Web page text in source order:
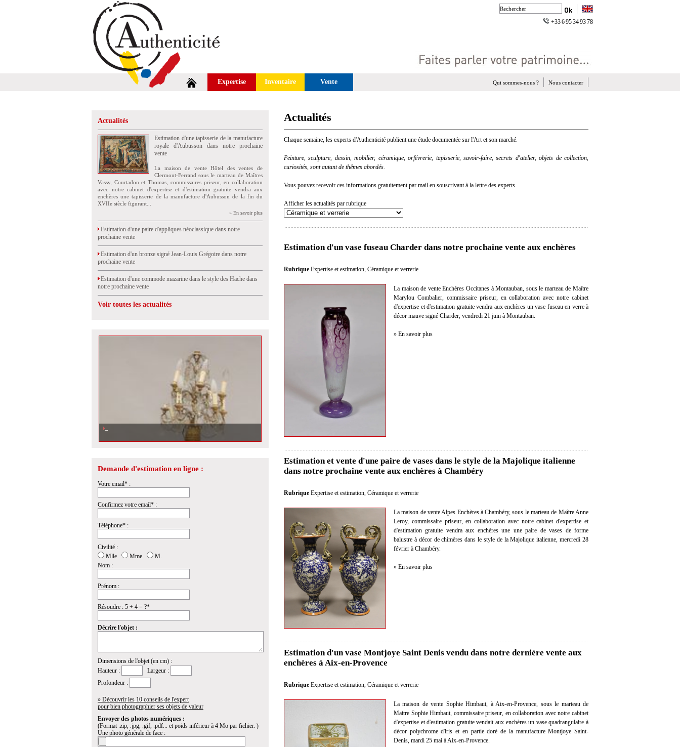
+33 6 95 34 93 78
Expertise Inventaire Vente Nous contacter
Qui sommes-nous ?
Actualités
Estimation d'une tapisserie de la manufacture
royale d'Aubusson dans notre prochaine
vente
La maison de vente Hôtel des ventes de
Clermont-Ferrand sous le marteau de Maîtres
Vassy, Courtadon et Thomas, commissaires priseur, en collaboration
avec notre cabinet d'expertise et d'estimation gratuite vendra aux
enchères une tapisserie de la manufacture d'Aubusson de la fin du
XVIIe siècle figurant...
» En savoir plus
Estimation d'une paire d'appliques néoclassique dans notre
prochaine vente
Estimation d'un bronze signé Jean-Louis Grégoire dans notre
prochaine vente
Estimation d'une commode mazarine dans le style des Hache dans
notre prochaine vente
Voir toutes les actualités
Estimation d\'un porte torchère au nubien dans notre dernière vente aux
Demande d'estimation en ligne :
Votre email* :
Confirmez votre email* :
Téléphone* :
Civilité :
Mlle
Mme
M.
Nom :
Prénom :
Résoudre : 5 + 4 = ?*
Décrire l'objet :
Dimensions de l'objet (en cm) :
Hauteur :
Largeur :
Profondeur :
» Découvrir les 10 conseils de l'expert
pour bien photographier ses objets de valeur
Envoyer des photos numériques :
(Format .zip, .jpg, .gif, .pdf... et poids inférieur à 4 Mo par fichier. )
Une photo générale de face :
Actualités
Chaque semaine, les experts d'Authenticité publient une étude documentée sur l'Art et son marché.
Peinture, sculpture, dessin, mobilier, céramique, orfévrerie, tapisserie, savoir-faire, secrets d'atelier, objets de collection,
curiosités, sont autant de thêmes abordés.
Vous pouvez recevoir ces informations gratuitement par mail en souscrivant à la lettre des experts.
Afficher les actualités par rubrique
Estimation d'un vase fuseau Charder dans notre prochaine vente aux enchères
Rubrique Expertise et estimation, Céramique et verrerie
La maison de vente Enchères Occitanes à Montauban, sous le marteau de Maître
Marylou Combalier, commissaire priseur, en collaboration avec notre cabinet
d'expertise et d'estimation gratuite vendra aux enchères un vase fuseau en verre à
décor mauve signé Charder, vendredi 21 juin à Montauban.
» En savoir plus
Estimation et vente d'une paire de vases dans le style de la Majolique italienne
dans notre prochaine vente aux enchères à Chambéry
Rubrique Expertise et estimation, Céramique et verrerie
La maison de vente Alpes Enchères à Chambéry, sous le marteau de Maître Anne
Leroy, commissaire priseur, en collaboration avec notre cabinet d'expertise et
d'estimation gratuite vendra aux enchères une une paire de vases de forme
balustre à décor de chimères dans le style de la Majolique italienne, mercredi 28
février à Chambéry.
» En savoir plus
Estimation d'un vase Montjoye Saint Denis vendu dans notre dernière vente aux
enchères à Aix-en-Provence
Rubrique Expertise et estimation, Céramique et verrerie
La maison de vente Sophie Himbaut, à Aix-en-Provence, sous le marteau de
Maitre Sophie Himbaut, commissaire priseur, en collaboration avec notre cabinet
d'expertise et d'estimation gratuite vendait aux enchères un vase quadrangulaire à
décor polychrome d'iris et en partie doré de la manufacture Montjoye Saint-
Denis, mardi 25 mai à Aix-en-Provence.